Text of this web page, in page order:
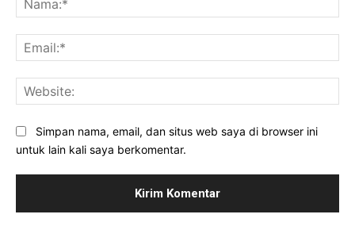
Simpan nama, email, dan situs web saya di browser ini
untuk lain kali saya berkomentar.